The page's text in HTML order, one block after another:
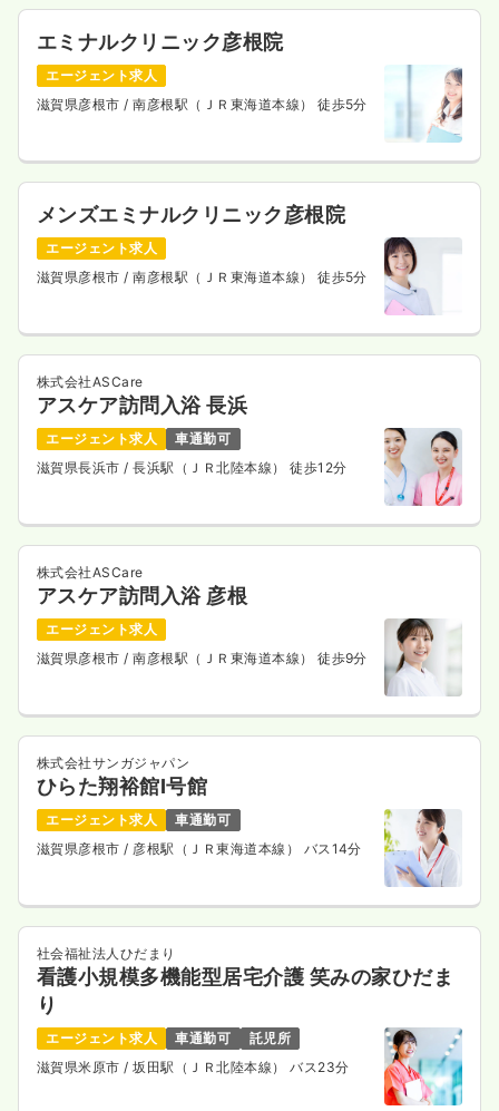
エミナルクリニック彦根院
エージェント求人
滋賀県彦根市/ 南彦根駅（ＪＲ東海道本線） 徒歩5分
メンズエミナルクリニック彦根院
エージェント求人
滋賀県彦根市/ 南彦根駅（ＪＲ東海道本線） 徒歩5分
株式会社ASCare
アスケア訪問入浴 長浜
エージェント求人
車通勤可
滋賀県長浜市/ 長浜駅（ＪＲ北陸本線） 徒歩12分
株式会社ASCare
アスケア訪問入浴 彦根
エージェント求人
滋賀県彦根市/ 南彦根駅（ＪＲ東海道本線） 徒歩9分
株式会社サンガジャパン
ひらた翔裕館Ⅰ号館
エージェント求人
車通勤可
滋賀県彦根市/ 彦根駅（ＪＲ東海道本線） バス14分
社会福祉法人ひだまり
看護小規模多機能型居宅介護 笑みの家ひだま
り
エージェント求人 車通勤可
託児所
滋賀県米原市/ 坂田駅（ＪＲ北陸本線） バス23分